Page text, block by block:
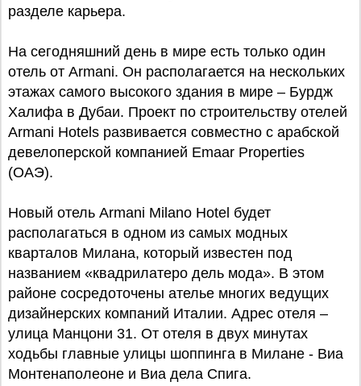
разделе карьера.
На сегодняшний день в мире есть только один
отель от Armani. Он располагается на нескольких
этажах самого высокого здания в мире – Бурдж
Халифа в Дубаи. Проект по строительству отелей
Armani Hotels развивается совместно с арабской
девелоперской компанией Emaar Properties
(ОАЭ).
Новый отель Armani Milano Hotel будет
располагаться в одном из самых модных
кварталов Милана, который известен под
названием «квадрилатеро дель мода». В этом
районе сосредоточены ателье многих ведущих
дизайнерских компаний Италии. Адрес отеля –
улица Манцони 31. От отеля в двух минутах
ходьбы главные улицы шоппинга в Милане - Виа
Монтенаполеоне и Виа дела Спига.